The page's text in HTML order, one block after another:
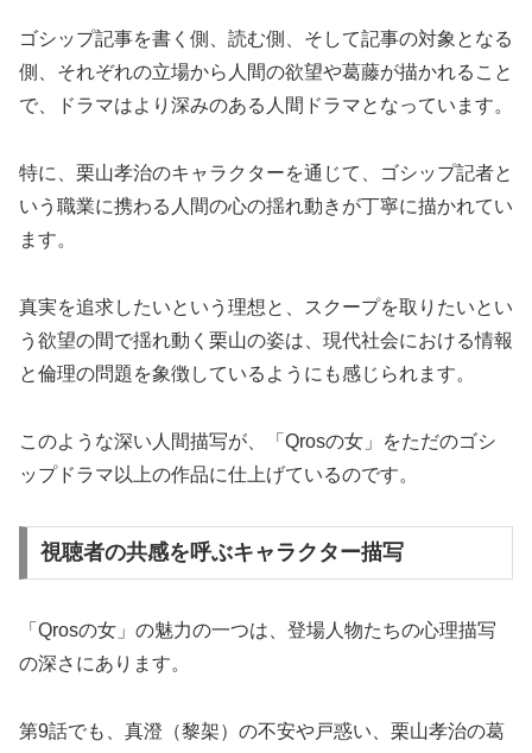
ゴシップ記事を書く側、読む側、そして記事の対象となる
側、それぞれの立場から人間の欲望や葛藤が描かれること
で、ドラマはより深みのある人間ドラマとなっています。
特に、栗山孝治のキャラクターを通じて、ゴシップ記者と
いう職業に携わる人間の心の揺れ動きが丁寧に描かれてい
ます。
真実を追求したいという理想と、スクープを取りたいとい
う欲望の間で揺れ動く栗山の姿は、現代社会における情報
と倫理の問題を象徴しているようにも感じられます。
このような深い人間描写が、「Qrosの女」をただのゴシ
ップドラマ以上の作品に仕上げているのです。
視聴者の共感を呼ぶキャラクター描写
「Qrosの女」の魅力の一つは、登場人物たちの心理描写
の深さにあります。
第9話でも、真澄（黎架）の不安や戸惑い、栗山孝治の葛